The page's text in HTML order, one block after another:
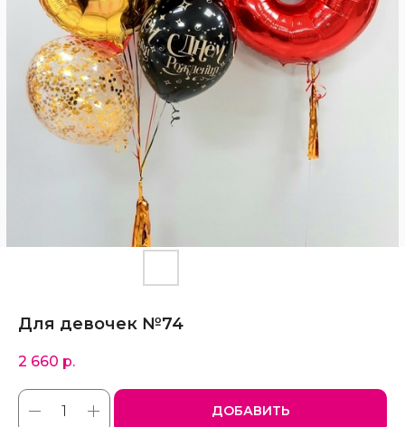
Для девочек №74
2 660 р.
ДОБАВИТЬ